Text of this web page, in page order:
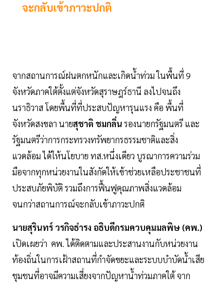
จะกลับเข้าภาวะปกติ
จากสถานการณ์ฝนตกหนักและเกิดน้ำท่วม ในพื้นที่ 9
จังหวัดภาคใต้ตั้งแต่จังหวัดสุราษฎร์ธานี ลงไปจนถึง
นราธิวาส โดยพื้นที่ที่ประสบปัญหารุนแรง คือ พื้นที่
จังหวัดสงขลา นายสุชาติ ชมกลิ่น รองนายกรัฐมนตรี และ
รัฐมนตรีว่าการกระทรวงทรัพยากรธรรมชาติและสิ่ง
แวดล้อม ได้ให้นโยบาย ทส.หนึ่งเดียว บูรณาการความร่วม
มือจากทุกหน่วยงานในสังกัดให้เข้าช่วยเหลือประชาชนที่
ประสบภัยพิบัติ รวมถึงการฟื้นฟูคุณภาพสิ่งแวดล้อม
จนกว่าสถานการณ์จะกลับเข้าภาวะปกติ
นายสุรินทร์ วรกิจธำรง อธิบดีกรมควบคุมมลพิษ (คพ.)
เปิดเผยว่า คพ. ได้ติดตามและประสานงานกับหน่วยงาน
ท้องถิ่นในการเฝ้าสถานที่กำจัดขยะและระบบบำบัดน้ำเสีย
ชุมชนที่อาจมีความเสี่ยงจากปัญหาน้ำท่วมภาคใต้ จาก